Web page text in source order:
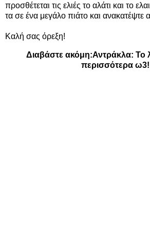
προσθέτεται τις ελιές το αλάτι και το
τα σε ένα μεγάλο πιάτο και ανακατέψτε
Καλή σας όρεξη!
Διαβάστε ακόμη:Αντράκλα: Το
περισσότερα ω3!